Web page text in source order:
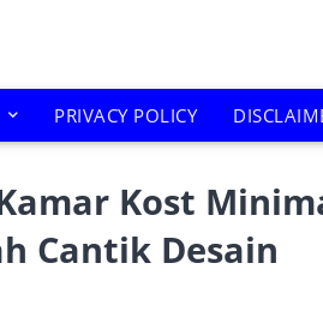
PRIVACY POLICY
Kost
Cantik Desain